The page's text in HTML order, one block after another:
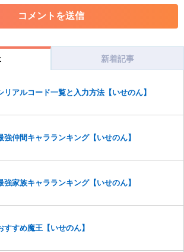
バレを含む内容の投稿
が不適切と判断した投稿
か。
請する
※投稿内容を確認後、順次対応さ
ご了承ください。
ントは復元ができませんのでご注意くだ
の違反や、弊社に損害の及ぶ内容の書き込みがあ
をとらせていただく場合もございますので、あら
ませ。
新着記事
リアルコード一覧と入力方法【いせのん】
強仲間キャラランキング【いせのん】
強家族キャラランキング【いせのん】
すすめ魔王【いせのん】